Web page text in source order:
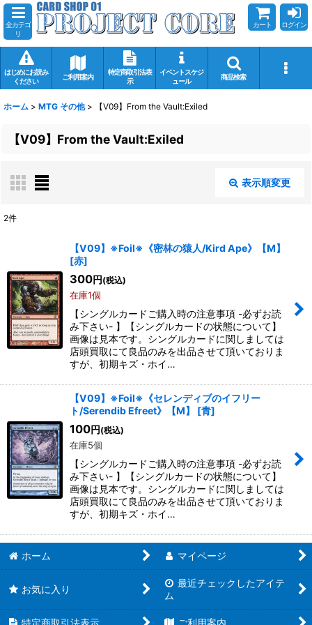
全カテゴ
リ
カート ログイン
はじめにお読み
ください
ご利用案内
特定商取引法表
示
イベントスケジ
ュール
商品検索
ホーム > MTG その他 > 【V09】From the Vault:Exiled
【V09】From the Vault:Exiled
表示順変更
在庫あり
並び順:
絞り込む
2件
【V09】※Foil※《密林の猿人/Kird Ape》【M】
[赤]
300円 (税込)
在庫1個
【シングルカードご購入時の注意事項 -必ずお読
み下さい- 】【シングルカードの状態について】
画像は見本です。シングルカードに関しましては
店頭買取にて良品のみを出品させて頂いておりま
すが、初期キズ・ホイ…
【V09】※Foil※《セレンディブのイフリー
ト/Serendib Efreet》【M】
[青]
100円 (税込)
在庫5個
【シングルカードご購入時の注意事項 -必ずお読
み下さい- 】【シングルカードの状態について】
画像は見本です。シングルカードに関しましては
店頭買取にて良品のみを出品させて頂いておりま
すが、初期キズ・ホイ…
ホーム マイページ
お気に入り
最近チェックしたアイテ
ム
特定商取引法表示 ご利用案内